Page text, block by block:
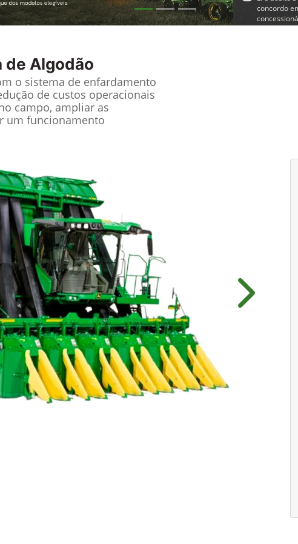
concordo
de Algodão
o sistema de enfardamento
de custos operacionais
campo, ampliar as
um funcionamento
Próximo